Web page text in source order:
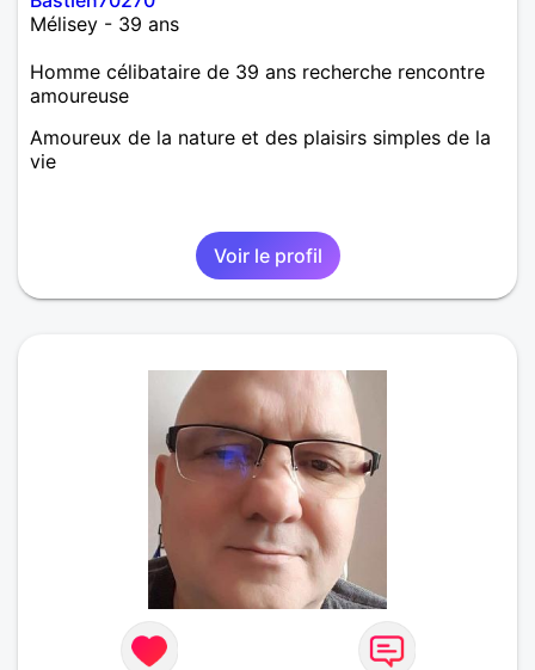
Mélisey - 39 ans
Homme célibataire de 39 ans recherche rencontre
amoureuse
Amoureux de la nature et des plaisirs simples de la
vie
Voir le profil